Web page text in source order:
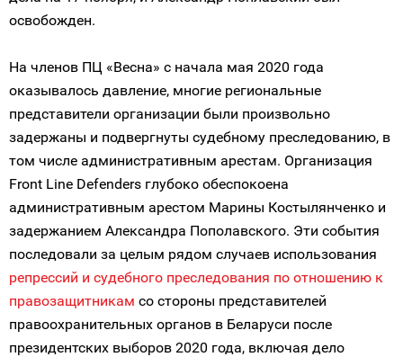
освобожден.
На членов ПЦ «Весна» с начала мая 2020 года
оказывалось давление, многие региональные
представители организации были произвольно
задержаны и подвергнуты судебному преследованию, в
том числе административным арестам. Организация
Front Line Defenders глубоко обеспокоена
административным арестом Марины Костылянченко и
задержанием Александра Пополавского. Эти события
последовали за целым рядом случаев использования
репрессий и судебного преследования по отношению к
правозащитникам со стороны представителей
правоохранительных органов в Беларуси после
президентских выборов 2020 года, включая дело